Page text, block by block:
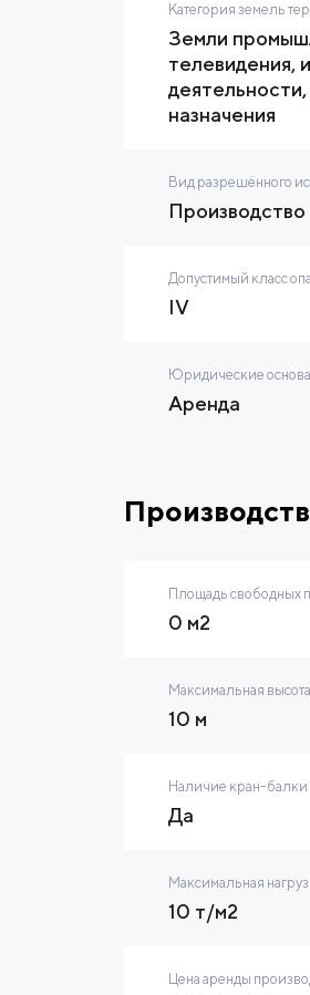
Категория земель
Земли
телевидения,
назначения
Вид разрешённого
Производство
Допустимый класс
IV
Юридические
Аренда
Площадь свободных
0 м2
Максимальная
10 м
Наличие кран-балки
Да
Максимальная
10 т/м2
Цена аренды